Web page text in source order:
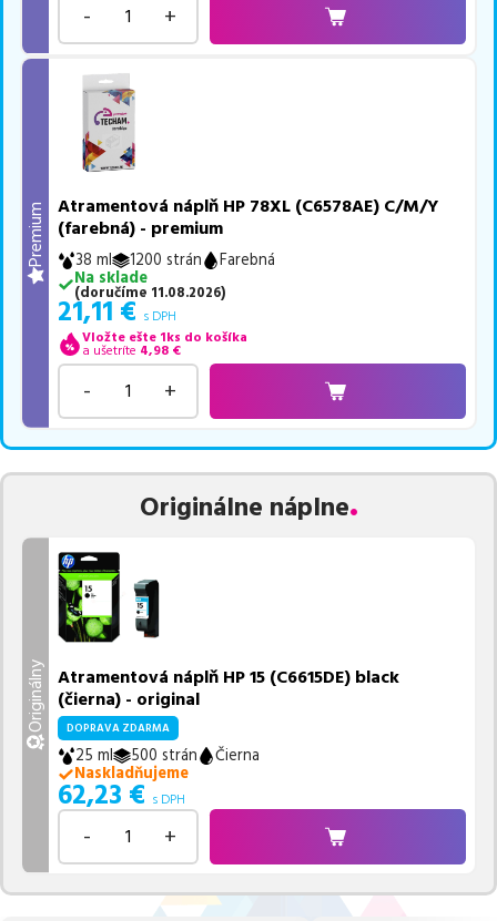
- +
Premium
Atramentová náplň HP 78XL (C6578AE) C/M/Y
(farebná) - premium
38 ml 1200 strán
Farebná
Na sklade
(doručíme 11.08.2026)
21,11 € s DPH
Vložte ešte 1ks do košíka
a ušetríte 4,98 €
- +
Originálne náplne
Originálny Atramentová náplň HP 15 (C6615DE) black
(čierna) - original
DOPRAVA ZDARMA
25 ml 500 strán
Čierna
Naskladňujeme
62,23 € s DPH
- +